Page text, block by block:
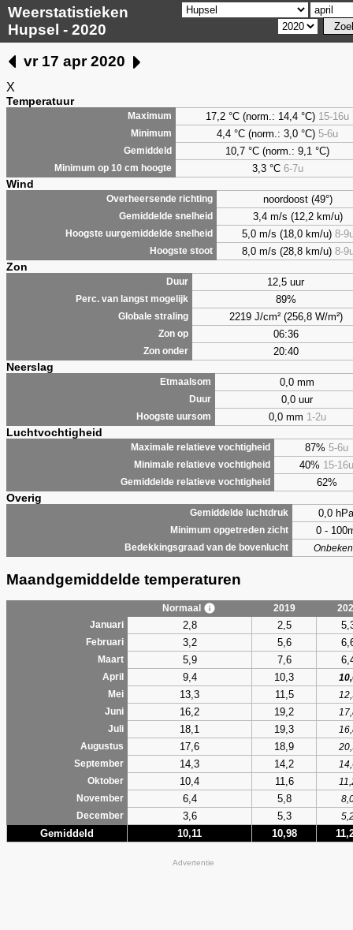
Weerstatistieken
Hupsel - 2020
vr 17 apr 2020
X
Temperatuur
Maximum 17,2 °C (norm.: 14,4 °C) 15-16u
Minimum 4,4 °C (norm.: 3,0 °C) 5-6u
Gemiddeld 10,7 °C (norm.: 9,1 °C)
Minimum op 10 cm hoogte 3,3°C 6-7u
Wind
Overheersende richting noordoost (49°)
Gemiddelde snelheid 3,4 m/s (12,2 km/u)
Hoogste uurgemiddelde snelheid 5,0 m/s (18,0 km/u) 8-
Hoogste stoot 8,0 m/s (28,8 km/u) 8-
Zon
Duur 12,5 uur
Perc. van langst mogelijk 89%
Globale straling 2219 J/cm² (256,8 W/m²)
Zon op 06:36
Zon onder 20:40
Neerslag
Etmaalsom 0,0 mm
Duur 0,0 uur
Hoogste uursom 0,0 mm 1-2u
Luchtvochtigheid
Maximale relatieve vochtigheid 87% 5-6u
Minimale relatieve vochtigheid 40% 15-16u
Gemiddelde relatieve vochtigheid 62%
Overig
Gemiddelde luchtdruk 0,0 hPa
Minimum opgetreden zicht 0 -
Bedekkingsgraad van de bovenlucht
Maandgemiddelde temperaturen
Normaal 2019
Januari
2,8 2,5
Februari 3,2 5,6
Maart 5,9 7,6
April 9,4 10,3
Mei
13,3 11,5
Juni
16,2 19,2
Juli
18,1 19,3
Augustus
17,6 18,9
September
14,3 14,2
Oktober
10,4 11,6
November
6,4 5,8
December
3,6 5,3
Gemiddeld 10,11 10,98
Advertentie